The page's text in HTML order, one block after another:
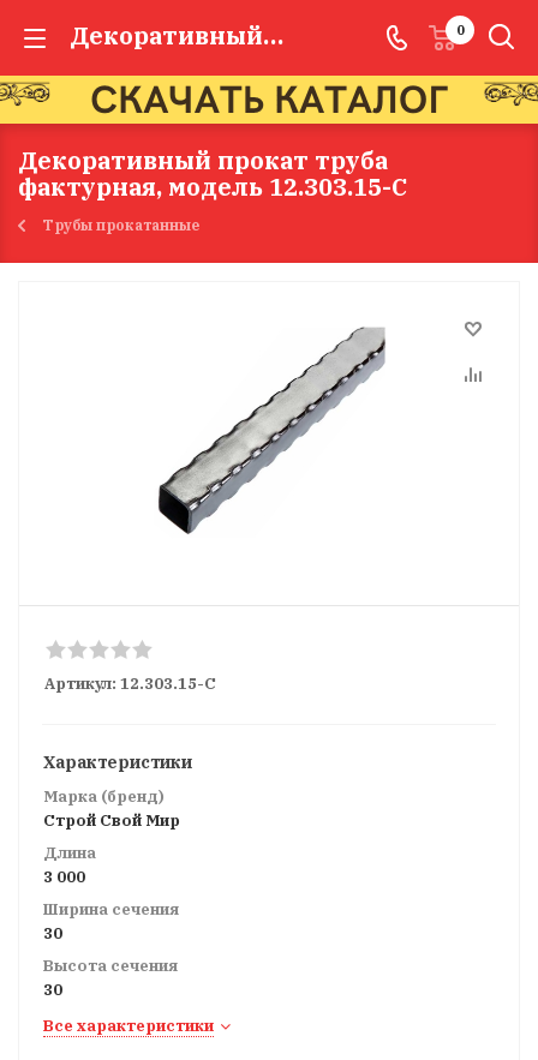
Декоративный прокат труба фактурная, модель 12.303.15-С 0
Декоративный прокат труба
фактурная, модель 12.303.15-С
Трубы прокатанные
Артикул: 12.303.15-С
Характеристики
Марка (бренд)
Строй Свой Мир
Длина
3 000
Ширина сечения
30
Высота сечения
30
Все характеристики